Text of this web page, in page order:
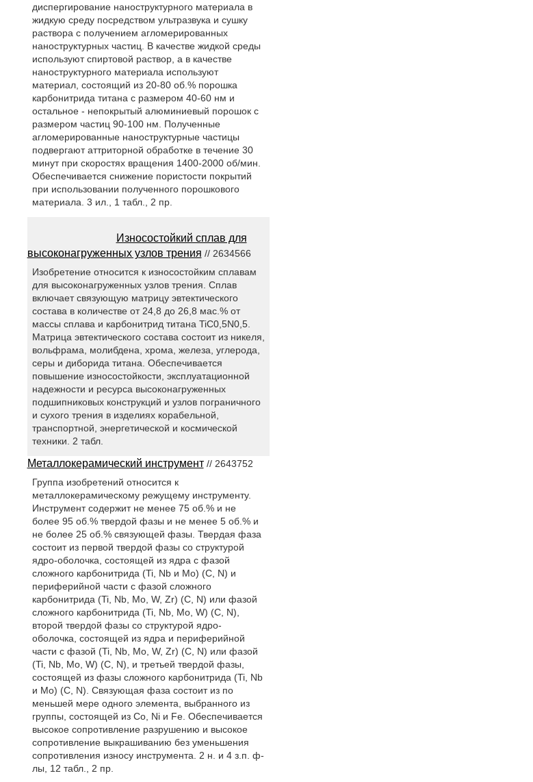
диспергирование наноструктурного материала в
жидкую среду посредством ультразвука и сушку
раствора с получением агломерированных
наноструктурных частиц. В качестве жидкой среды
используют спиртовой раствор, а в качестве
наноструктурного материала используют
материал, состоящий из 20-80 об.% порошка
карбонитрида титана с размером 40-60 нм и
остальное - непокрытый алюминиевый порошок с
размером частиц 90-100 нм. Полученные
агломерированные наноструктурные частицы
подвергают аттриторной обработке в течение 30
минут при скоростях вращения 1400-2000 об/мин.
Обеспечивается снижение пористости покрытий
при использовании полученного порошкового
материала. 3 ил., 1 табл., 2 пр.
Износостойкий сплав для
высоконагруженных узлов трения // 2634566
Изобретение относится к износостойким сплавам
для высоконагруженных узлов трения. Сплав
включает связующую матрицу эвтектического
состава в количестве от 24,8 до 26,8 мас.% от
массы сплава и карбонитрид титана TiC0,5N0,5.
Матрица эвтектического состава состоит из никеля,
вольфрама, молибдена, хрома, железа, углерода,
серы и диборида титана. Обеспечивается
повышение износостойкости, эксплуатационной
надежности и ресурса высоконагруженных
подшипниковых конструкций и узлов пограничного
и сухого трения в изделиях корабельной,
транспортной, энергетической и космической
техники. 2 табл.
Металлокерамический инструмент// 2643752
Группа изобретений относится к
металлокерамическому режущему инструменту.
Инструмент содержит не менее 75 об.% и не
более 95 об.% твердой фазы и не менее 5 об.% и
не более 25 об.% связующей фазы. Твердая фаза
состоит из первой твердой фазы со структурой
ядро-оболочка, состоящей из ядра с фазой
сложного карбонитрида (Ti, Nb и Mo) (C, N) и
периферийной части с фазой сложного
карбонитрида (Ti, Nb, Mo, W, Zr) (C, N) или фазой
сложного карбонитрида (Ti, Nb, Mo, W) (C, N),
второй твердой фазы со структурой ядро-
оболочка, состоящей из ядра и периферийной
части с фазой (Ti, Nb, Mo, W, Zr) (C, N) или фазой
(Ti, Nb, Mo, W) (C, N), и третьей твердой фазы,
состоящей из фазы сложного карбонитрида (Ti, Nb
и Mo) (C, N). Связующая фаза состоит из по
меньшей мере одного элемента, выбранного из
группы, состоящей из Co, Ni и Fe. Обеспечивается
высокое сопротивление разрушению и высокое
сопротивление выкрашиванию без уменьшения
сопротивления износу инструмента. 2 н. и 4 з.п. ф-
лы, 12 табл., 2 пр.